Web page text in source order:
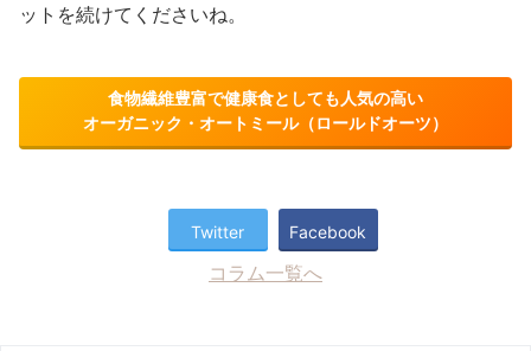
ットを続けてくださいね。
食物繊維豊富で健康食としても人気の高い
オーガニック・オートミール（ロールドオーツ）
Twitter Facebook
コラム一覧へ